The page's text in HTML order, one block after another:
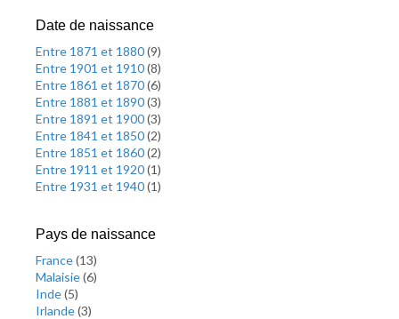
Date de naissance
Entre 1871 et 1880(9)
Entre 1901 et 1910(8)
Entre 1861 et 1870(6)
Entre 1881 et 1890(3)
Entre 1891 et 1900(3)
Entre 1841 et 1850(2)
Entre 1851 et 1860(2)
Entre 1911 et 1920(1)
Entre 1931 et 1940(1)
Pays de naissance
France(13)
Malaisie(6)
Inde(5)
Irlande(3)